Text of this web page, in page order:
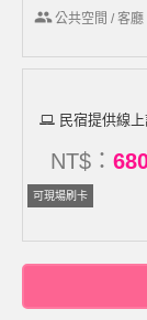
group公共空間 / 客廳
民宿提供線
NT$：
可現場刷卡